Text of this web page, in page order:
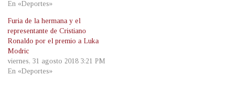
En «Deportes»
Furia de la hermana y el
representante de Cristiano
Ronaldo por el premio a Luka
Modric
viernes, 31 agosto 2018 3:21 PM
En «Deportes»